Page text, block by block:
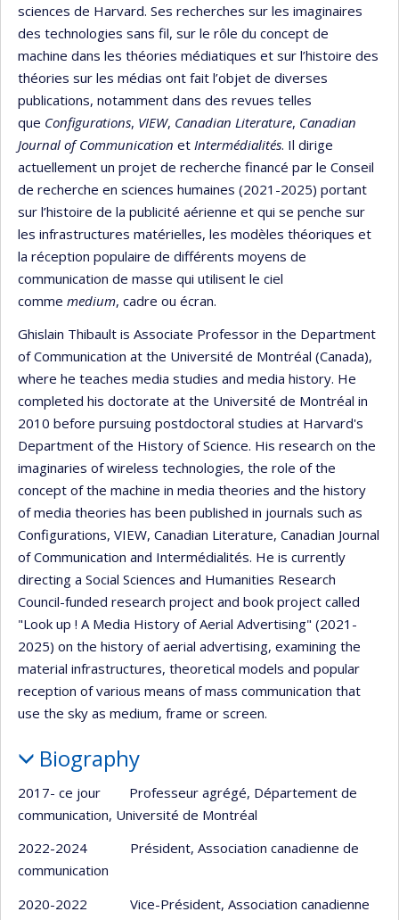
sciences de Harvard. Ses recherches sur les imaginaires
des technologies sans fil, sur le rôle du concept de
machine dans les théories médiatiques et sur l’histoire des
théories sur les médias ont fait l’objet de diverses
publications, notamment dans des revues telles
que Configurations, VIEW, Canadian Literature, Canadian
Journal of Communication et Intermédialités. Il dirige
actuellement un projet de recherche financé par le Conseil
de recherche en sciences humaines (2021-2025) portant
sur l’histoire de la publicité aérienne et qui se penche sur
les infrastructures matérielles, les modèles théoriques et
la réception populaire de différents moyens de
communication de masse qui utilisent le ciel
comme medium, cadre ou écran.
Ghislain Thibault is Associate Professor in the Department
of Communication at the Université de Montréal (Canada),
where he teaches media studies and media history. He
completed his doctorate at the Université de Montréal in
2010 before pursuing postdoctoral studies at Harvard's
Department of the History of Science. His research on the
imaginaries of wireless technologies, the role of the
concept of the machine in media theories and the history
of media theories has been published in journals such as
Configurations, VIEW, Canadian Literature, Canadian Journal
of Communication and Intermédialités. He is currently
directing a Social Sciences and Humanities Research
Council-funded research project and book project called
"Look up ! A Media History of Aerial Advertising" (2021-
2025) on the history of aerial advertising, examining the
material infrastructures, theoretical models and popular
reception of various means of mass communication that
use the sky as medium, frame or screen.
Biography
2017- ce jour Professeur agrégé, Département de
communication, Université de Montréal
2022-2024 Président, Association canadienne de
communication
2020-2022 Vice-Président, Association canadienne